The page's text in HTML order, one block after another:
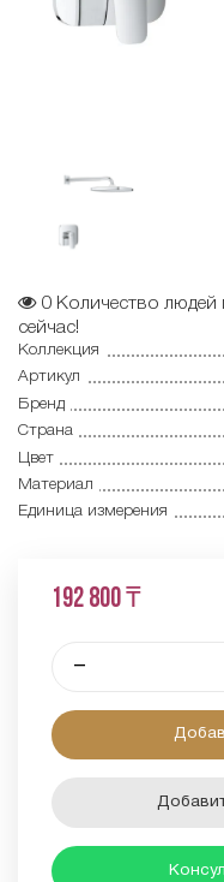
0 Количество людей
сейчас!
Коллекция
Артикул
Бренд
Страна
Цвет
Материал
Единица измерения
192 800 ₸
–